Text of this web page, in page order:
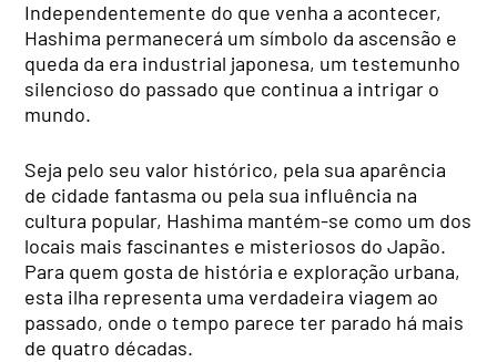
Independentemente do que venha a acontecer,
Hashima permanecerá um símbolo da ascensão e
queda da era industrial japonesa, um testemunho
silencioso do passado que continua a intrigar o
mundo.
Seja pelo seu valor histórico, pela sua aparência
de cidade fantasma ou pela sua influência na
cultura popular, Hashima mantém-se como um dos
locais mais fascinantes e misteriosos do Japão.
Para quem gosta de história e exploração urbana,
esta ilha representa uma verdadeira viagem ao
passado, onde o tempo parece ter parado há mais
de quatro décadas.